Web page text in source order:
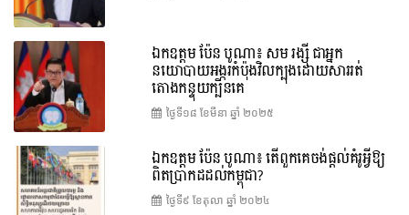
ឯកឧត្តម ប៉ែន បូណា៖ សម រង្ស៊ី ជាអ្នក
នយោបាយអង្ករកំប៉ុងវិលក្បុងដោយសាររត់
តោងកន្ទុយក្បិនគេ
ថ្ងៃទី១៨ ខែ​មីនា ឆ្នាំ ២០២៥
ឯកឧត្តម ប៉ែន បូណា៖ តើពួកគេចង់ផ្តល់គំរូអ្វីឱ្យ
ពិតប្រាកដដល់កម្ពុជា?
ថ្ងៃទី៩ ខែ​តុលា ឆ្នាំ ២០២៤